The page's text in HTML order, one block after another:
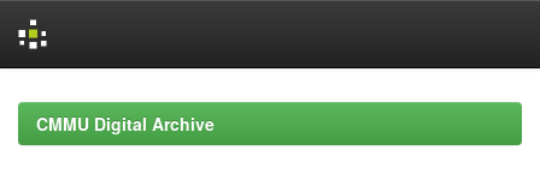
navigationCMMU Digital Archive